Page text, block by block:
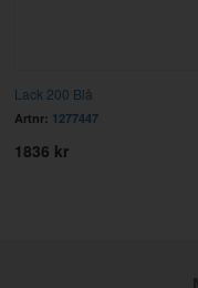
Lack 200 Blå
Artnr: 1277447
1836 kr